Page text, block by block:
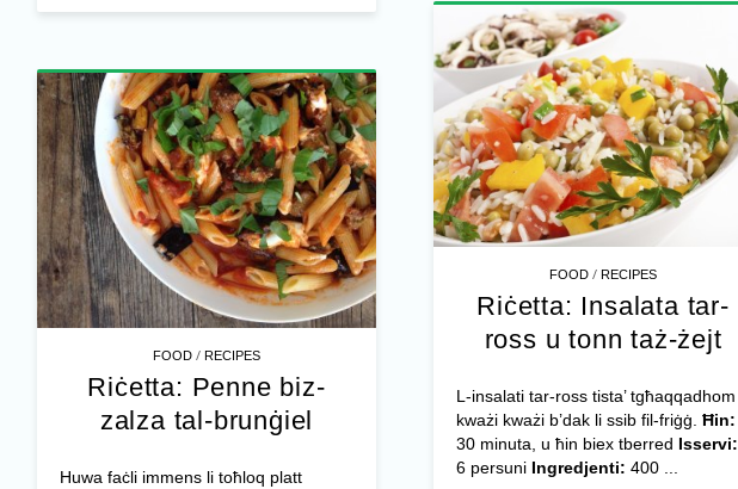
FOOD /RECIPES
Riċetta: Insalata tar-
ross u tonn taż-żejt
L-insalati tar-ross tista’ tgħaqqadhom
kważi kważi b’dak li ssib fil-friġġ. Ħin:
30 minuta, u ħin biex tberred Isservi:
6 persuni Ingredjenti: 400 ...
FOOD /RECIPES
Riċetta: Penne biz-
zalza tal-brunġiel
Huwa faċli immens li toħloq platt